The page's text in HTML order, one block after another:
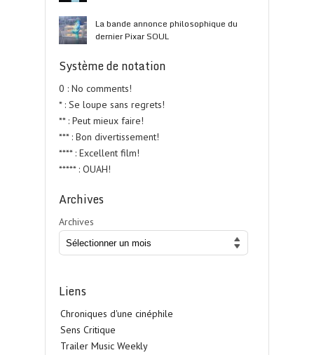
La bande annonce philosophique du
dernier Pixar SOUL
Système de notation
0 : No comments!
* : Se loupe sans regrets!
** : Peut mieux faire!
*** : Bon divertissement!
**** : Excellent film!
***** : OUAH!
Archives
Archives
Liens
Chroniques d'une cinéphile
Sens Critique
Trailer Music Weekly